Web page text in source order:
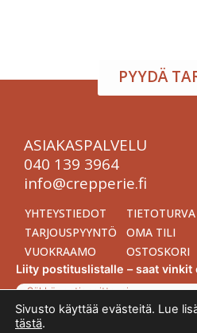
PYYDÄ
ASIAKASPALVELU
040 139 3964
info@crepperie.fi
YHTEYSTIEDOT
TARJOUSPYYNTÖ
VUOKRAAMO
TIETOTURVA
OMA TILI
OSTOSKORI
Liity postituslistalle – saat vinkit
Sähköpostiosoitteesi
Sivusto käyttää evästeitä. Lue
tästä.